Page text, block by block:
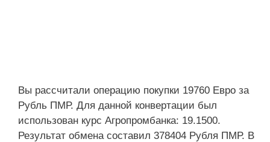
Вы рассчитали операцию покупки 19760 Евро за
Рубль ПМР. Для данной конвертации был
использован курс Агропромбанка: 19.1500.
Результат обмена составил 378404 Рубля ПМР. В